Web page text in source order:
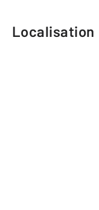
Localisation